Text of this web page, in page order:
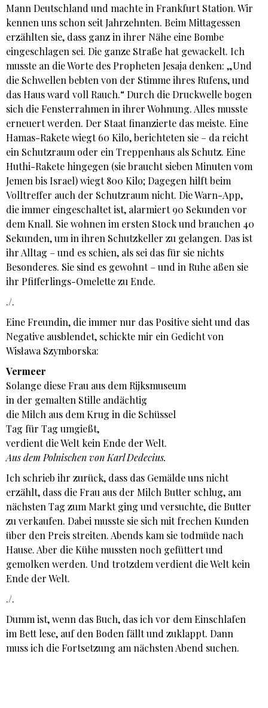
Mann Deutschland und machte in Frankfurt Station. Wir
kennen uns schon seit Jahrzehnten. Beim Mittagessen
erzählten sie, dass ganz in ihrer Nähe eine Bombe
eingeschlagen sei. Die ganze Straße hat gewackelt. Ich
musste an die Worte des Propheten Jesaja denken: „Und
die Schwellen bebten von der Stimme ihres Rufens, und
das Haus ward voll Rauch.“ Durch die Druckwelle bogen
sich die Fensterrahmen in ihrer Wohnung. Alles musste
erneuert werden. Der Staat finanzierte das meiste. Eine
Hamas-Rakete wiegt 60 Kilo, berichteten sie – da reicht
ein Schutzraum oder ein Treppenhaus als Schutz. Eine
Huthi-Rakete hingegen (sie braucht sieben Minuten vom
Jemen bis Israel) wiegt 800 Kilo; Dagegen hilft beim
Volltreffer auch der Schutzraum nicht. Die Warn-App,
die immer eingeschaltet ist, alarmiert 90 Sekunden vor
dem Knall. Sie wohnen im ersten Stock und brauchen 40
Sekunden, um in ihren Schutzkeller zu gelangen. Das ist
ihr Alltag – und es schien, als sei das für sie nichts
Besonderes. Sie sind es gewohnt – und in Ruhe aßen sie
ihr Pfifferlings-Omelette zu Ende.
./.
Eine Freundin, die immer nur das Positive sieht und das
Negative ausblendet, schickte mir ein Gedicht von
Wisława Szymborska:
Vermeer
Solange diese Frau aus dem Rijksmuseum
in der gemalten Stille andächtig
die Milch aus dem Krug in die Schüssel
Tag für Tag umgießt,
verdient die Welt kein Ende der Welt.
Aus dem Polnischen von Karl Dedecius.
Ich schrieb ihr zurück, dass das Gemälde uns nicht
erzählt, dass die Frau aus der Milch Butter schlug, am
nächsten Tag zum Markt ging und versuchte, die Butter
zu verkaufen. Dabei musste sie sich mit frechen Kunden
über den Preis streiten. Abends kam sie todmüde nach
Hause. Aber die Kühe mussten noch gefüttert und
gemolken werden. Und trotzdem verdient die Welt kein
Ende der Welt.
./.
Dumm ist, wenn das Buch, das ich vor dem Einschlafen
im Bett lese, auf den Boden fällt und zuklappt. Dann
muss ich die Fortsetzung am nächsten Abend suchen.